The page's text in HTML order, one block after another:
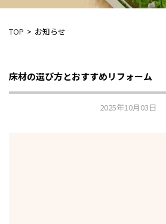
TOP お知らせ
床材の選び方とおすすめリフォーム
2025年10月03日